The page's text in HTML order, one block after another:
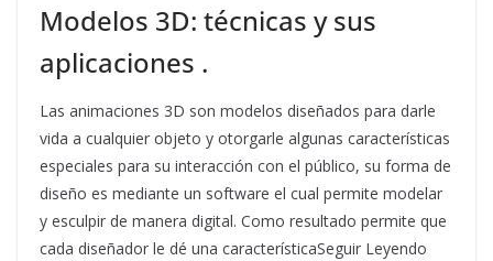
Modelos 3D: técnicas y sus
aplicaciones .
Las animaciones 3D son modelos diseñados para darle
vida a cualquier objeto y otorgarle algunas características
especiales para su interacción con el público, su forma de
diseño es mediante un software el cual permite modelar
y esculpir de manera digital. Como resultado permite que
cada diseñador le dé una característicaSeguir Leyendo